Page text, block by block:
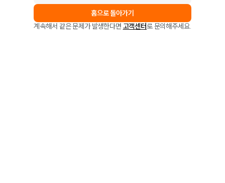
홈으로 돌아가기
계속해서 같은 문제가 발생한다면 고객센터로 문의해주세요.